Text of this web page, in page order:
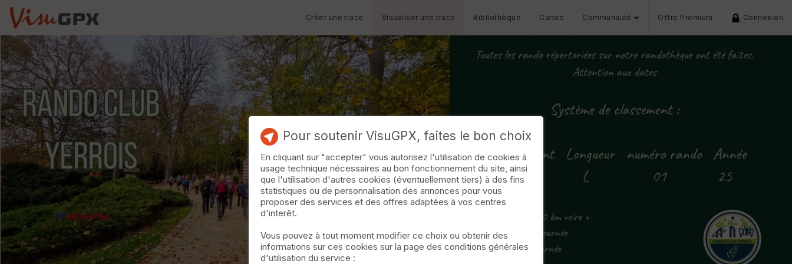
Créer une trace Visualiser une trace Bibliothèque Cartes Communauté Offre Premium Connexion
Pour soutenir VisuGPX, faites le bon choix
En cliquant sur "accepter" vous autorisez l'utilisation de cookies à
usage technique nécessaires au bon fonctionnement du site, ainsi
que l'utilisation d'autres cookies (éventuellement tiers) à des fins
statistiques ou de personnalisation des annonces pour vous
proposer des services et des offres adaptées à vos centres
d'interêt.
Vous pouvez à tout moment modifier ce choix ou obtenir des
informations sur ces cookies sur la page des conditions générales
d'utilisation du service :